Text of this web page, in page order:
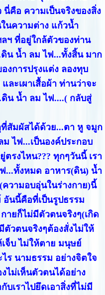
คือ ความเป็นจริงของสิ่ง
นความต่าง แก้วน้ำ
ฯ ที่อยู่ใกล้ตัวของท่าน
น น้ำ ลม ไฟ...ทั้งสิ้น มาก
งการปรุงแต่ง ลองทุบ
ะเผาเสื้อผ้า ท่านว่าจะ
ดิน น้ำ ลม ไฟ....( กลับสู่
สัมผัสได้ด้วย...ตา หู จมูก
ไฟ...เป็นองค์ประกอบ
รงไหน??? ทุกๆวันนี้ เรา
...ทั้งหมด อาหาร(ดิน) น้ำ
วามอบอุ่นในร่างกาย)นี้
นนี้คือที่เป็นรูปธรรม
ายก็ไม่มีตัวตนจริงๆ(เกิด
วตนจริงๆต้องสั่งไม่ให้
เจ็บ ไม่ให้ตาย มนุษย์
ร นามธรรม อย่างจิตใจ
ไม่เห็นตัวตนได้อย่าง
บเราไปยึดเอาสิ่งที่ไม่มี